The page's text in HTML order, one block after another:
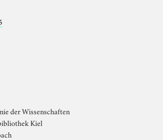
der Wissenschaften
Kiel